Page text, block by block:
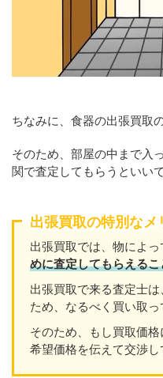
ちなみに、食器の出張買取
そのため、部屋の中まで入
関で査定してもらうといいで
出張買取の特別なメ
出張買取では、物によっ
めに査定してもらえる
出張買取で来る査定士
ため、なるべく買い取っ
そのため、もし買取価格
希望価格を伝えて交渉し